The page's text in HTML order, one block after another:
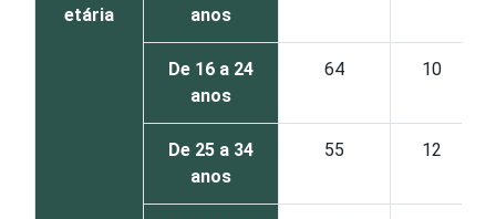
etária
anos
De 16 a 24
anos
64 10
De 25 a 34
anos
55 12